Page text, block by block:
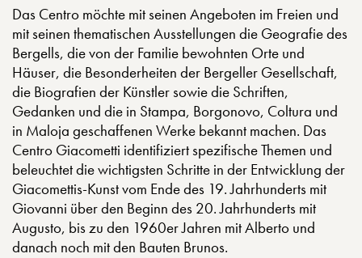
Das Centro möchte mit seinen Angeboten im Freien und
mit seinen thematischen Ausstellungen die Geografie des
Bergells, die von der Familie bewohnten Orte und
Häuser, die Besonderheiten der Bergeller Gesellschaft,
die Biografien der Künstler sowie die Schriften,
Gedanken und die in Stampa, Borgonovo, Coltura und
in Maloja geschaffenen Werke bekannt machen. Das
Centro Giacometti identifiziert spezifische Themen und
beleuchtet die wichtigsten Schritte in der Entwicklung der
Giacomettis-Kunst vom Ende des 19. Jahrhunderts mit
Giovanni über den Beginn des 20. Jahrhunderts mit
Augusto, bis zu den 1960er Jahren mit Alberto und
danach noch mit den Bauten Brunos.